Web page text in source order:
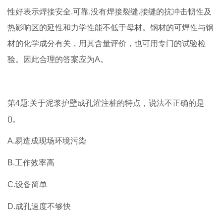
性好表示焊接安全.可靠.没有焊接裂缝.接缝的抗冲击韧性及
热影响区的延性和力学性能不低于母材。钢材的可焊性与钢
材的化学成分有关，用其含量评价，也可用专门的试验检
验。因此合理的答案应为A。
第4题:关于泥浆护壁成孔灌注桩的特点，说法不正确的是
()。
A.易造成现场环境污染
B.工作效率高
C.设备简单
D.成孔速度不够快